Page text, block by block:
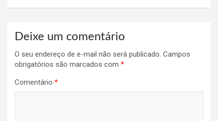
Deixe um comentário
O seu endereço de e-mail não será publicado. Campos
obrigatórios são marcados com *
Comentário *